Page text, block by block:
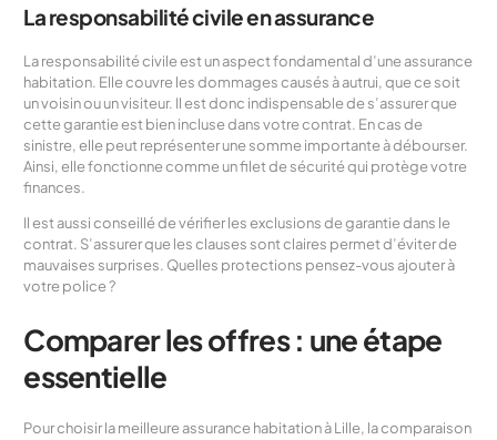
La responsabilité civile en assurance
La responsabilité civile est un aspect fondamental d’une assurance
habitation. Elle couvre les dommages causés à autrui, que ce soit
un voisin ou un visiteur. Il est donc indispensable de s’assurer que
cette garantie est bien incluse dans votre contrat. En cas de
sinistre, elle peut représenter une somme importante à débourser.
Ainsi, elle fonctionne comme un filet de sécurité qui protège votre
finances.
Il est aussi conseillé de vérifier les exclusions de garantie dans le
contrat. S’assurer que les clauses sont claires permet d’éviter de
mauvaises surprises. Quelles protections pensez-vous ajouter à
votre police ?
Comparer les offres : une étape
essentielle
Pour choisir la meilleure assurance habitation à Lille, la comparaison